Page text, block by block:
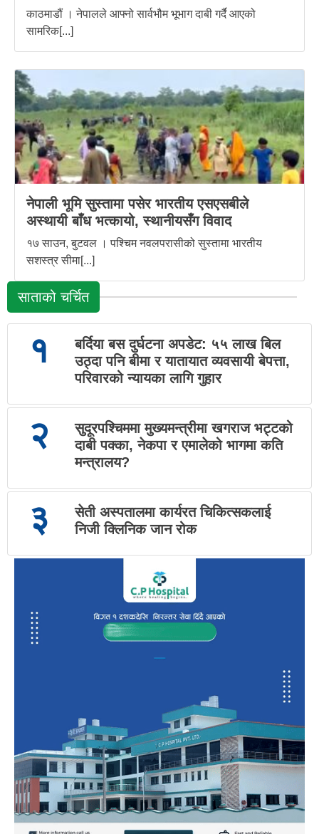
काठमाडौं । नेपालले आफ्नो सार्वभौम भूभाग दाबी गर्दै आएको
सामरिक[...]
नेपाली भूमि सुस्तामा पसेर भारतीय एसएसबीले
अस्थायी बाँध भत्कायो, स्थानीयसँग विवाद
१७ साउन, बुटवल । पश्चिम नवलपरासीको सुस्तामा भारतीय
सशस्त्र सीमा[...]
साताको चर्चित
१
बर्दिया बस दुर्घटना अपडेट: ५५ लाख बिल
उठ्दा पनि बीमा र यातायात व्यवसायी बेपत्ता,
परिवारको न्यायका लागि गुहार
२
सुदूरपश्चिममा मुख्यमन्त्रीमा खगराज भट्टको
दाबी पक्का, नेकपा र एमालेको भागमा कति
मन्त्रालय?
३
सेती अस्पतालमा कार्यरत चिकित्सकलाई
निजी क्लिनिक जान रोक